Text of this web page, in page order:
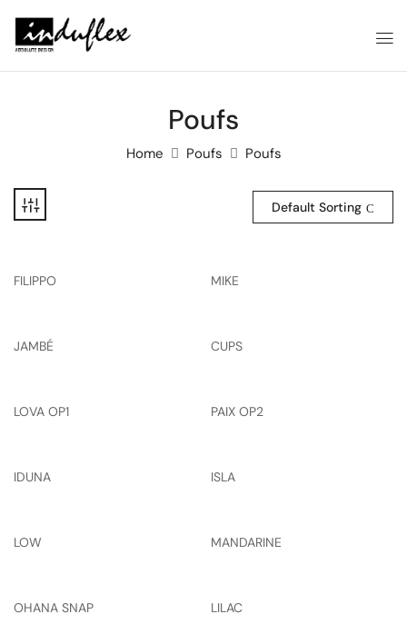
Poufs
Home Poufs Poufs
Default Sorting
FILIPPO MIKE
JAMBÉ CUPS
LOVA OP1 PAIX OP2
IDUNA ISLA
LOW MANDARINE
OHANA SNAP LILAC